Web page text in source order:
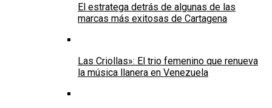
El estratega detrás de algunas de las
marcas más exitosas de Cartagena
Las Criollas»: El trio femenino que renueva
la música llanera en Venezuela